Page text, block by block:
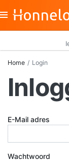
Home Login
E-Mail adres
Wachtwoord